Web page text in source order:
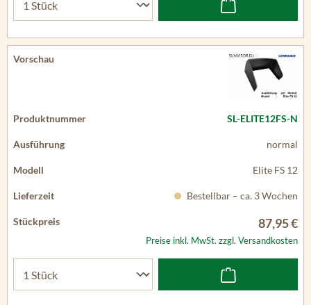
SL-ELITE12FS-N
normal
Elite FS 12
Bestellbar – ca. 3 Wochen
87,95 €
Preise inkl. MwSt. zzgl. Versandkosten